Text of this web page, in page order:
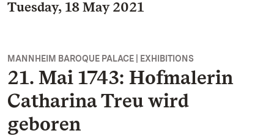
Tuesday, 18 May 2021
MANNHEIM BAROQUE PALACE | EXHIBITIONS
21. Mai 1743: Hofmalerin
Catharina Treu wird
geboren